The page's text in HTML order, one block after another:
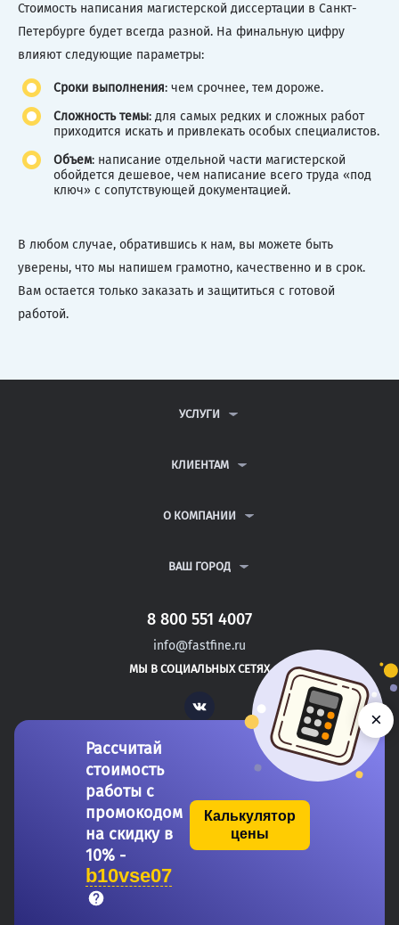
Стоимость написания магистерской диссертации в Санкт-
Петербурге будет всегда разной. На финальную цифру
влияют следующие параметры:
Сроки выполнения: чем срочнее, тем дороже.
Сложность темы: для самых редких и сложных работ
приходится искать и привлекать особых специалистов.
Объем: написание отдельной части магистерской
обойдется дешевое, чем написание всего труда «под
ключ» с сопутствующей документацией.
В любом случае, обратившись к нам, вы можете быть
уверены, что мы напишем грамотно, качественно и в срок.
Вам остается только заказать и защититься с готовой
работой.
УСЛУГИ
ДИПЛОМНЫЕ РАБОТЫ
РЕФЕРАТЫ
КЛИЕНТАМ
ВОПРОСЫ И ОТВЕТЫ
ПОЛИТИКА КОНФИДЕНЦИАЛЬНОСТИ
О КОМПАНИИ
КОНТАКТЫ
ВАШ ГОРОД
САНКТ-ПЕТЕРБУРГ
НОВОГОРСК
ЕКАТЕРИНБУРГ
8 800 551 4007
info@fastfine.ru
МЫ В СОЦИАЛЬНЫХ СЕТЯХ
Vk
Copyright 2011-2026 FastFine.ru
Общество с ограниченной ответственностью «Форстад» ОГРН: 1137746693457 ИНН/КПП:
Рассчитай
стоимость
работы с
промокодом
на скидку в
10% -
b10vse07
Калькулятор
цены
×